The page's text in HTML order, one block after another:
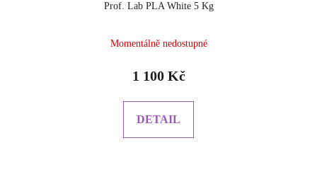
Prof. Lab PLA White 5 Kg
Momentálně nedostupné
1 100 Kč
DETAIL